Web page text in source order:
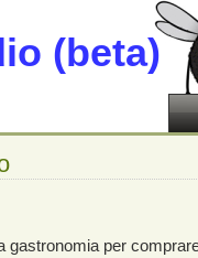
(beta)
gastronomia per